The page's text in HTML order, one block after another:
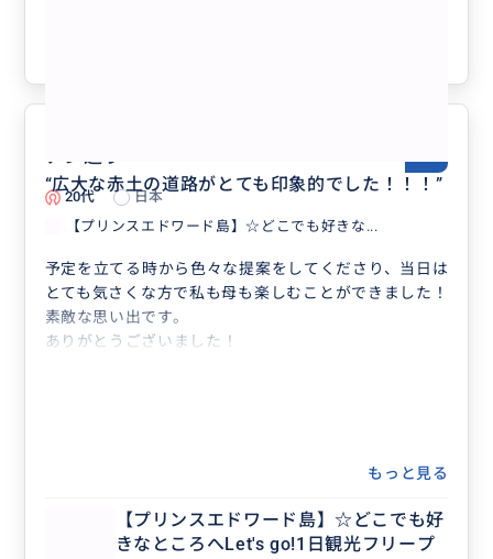
“広大な赤土の道路がとても印象的でした！！！ ”
20代
日本
【プリンスエドワード島】☆どこでも好きな...
予定を立てる時から色々な提案をしてくださり、当日は
とても気さくな方で私も母も楽しむことができました！
素敵な思い出です。
ありがとうございました！
もっと見る
【プリンスエドワード島】☆どこでも好
きなところへLet's go!1日観光フリープ